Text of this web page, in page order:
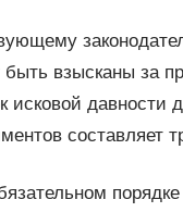
быть взысканы за
исковой давности
составляет